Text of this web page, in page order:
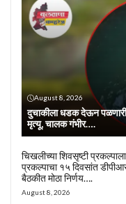
August 8, 2026
दुचाकीला धडक देऊन पळणारी
मृत्यू, चालक गंभीर….
चिखलीच्या शिवसृष्टी
प्रकल्पाचा १५ दिवसांत
बैठकीत मोठा निर्णय….
August 8, 2026